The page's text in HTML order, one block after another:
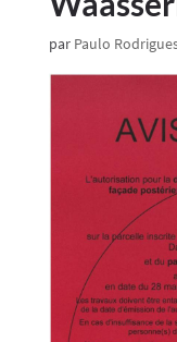
par Paulo